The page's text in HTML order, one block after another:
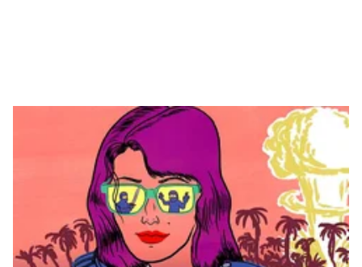
Devendra Fadnavis यांचा 32
हजार MW वीजपुरवठ्यावर दावा |
LoadShedding | 32000MW |
Chhagan Bhujbal यांची
ऑपरेशन टायगरवर प्रतिक्रिया |
OperationTiger | SanjayRaut